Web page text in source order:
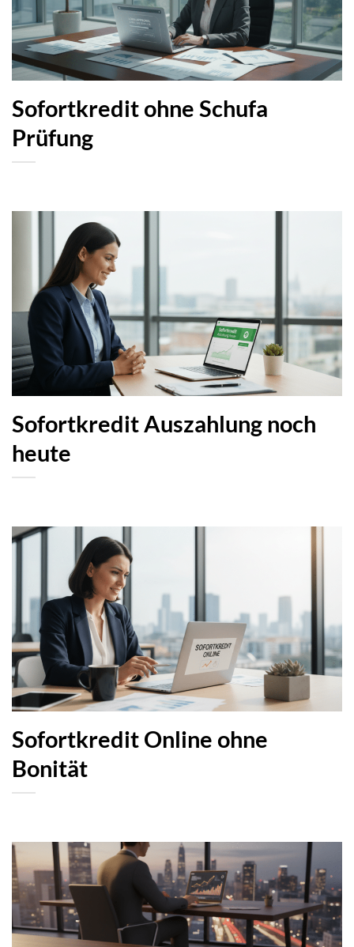
Sofortkredit ohne Schufa
Prüfung
Sofortkredit Auszahlung noch
heute
Sofortkredit Online ohne
Bonität